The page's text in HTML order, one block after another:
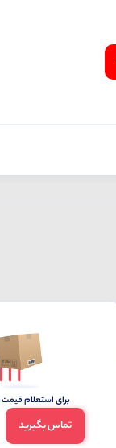
برای استعلام
تماس بگیرید